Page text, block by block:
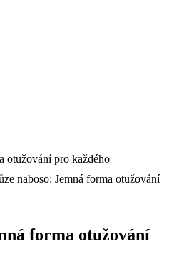
naboso: Jemná forma otužování
forma otužování